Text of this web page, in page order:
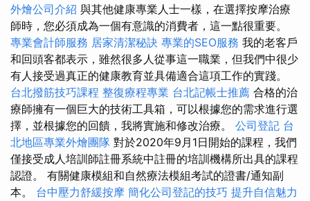
外燴公司介紹 與其他健康專業人士一樣，在選擇按摩治療
師時，您必須成為一個有意識的消費者，這一點很重要。
專業會計師服務 居家清潔秘訣 專業的SEO服務 我的老客戶
和回頭客都表示，雖然很多人從事這一職業，但我們中很少
有人接受過真正的健康教育並具備適合這項工作的實踐。
台北撥筋技巧課程 整復療程專業 台北記帳士推薦 合格的治
療師擁有一個巨大的技術工具箱，可以根據您的需求進行選
擇，並根據您的回饋，我將實施和修改治療。 公司登記 台
北地區專業外燴團隊 對於2020年9月1日開始的課程，我們
僅接受成人培訓師註冊系統中註冊的培訓機構所出具的課程
認證。 有關健康模組和自然療法模組考試的證書/通知副
本。 台中壓力舒緩按摩 簡化公司登記的技巧 提升自信魅力